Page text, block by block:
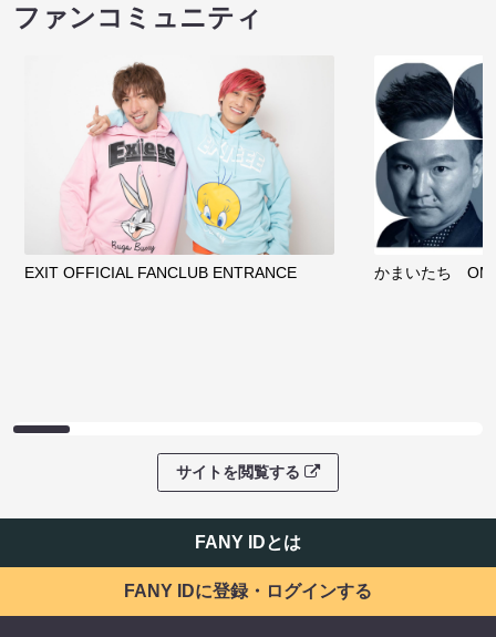
ファンコミュニティ
EXIT OFFICIAL FANCLUB ENTRANCE かまいたち
サイトを閲覧する
FANY IDとは
FANY IDに登録・ログインする